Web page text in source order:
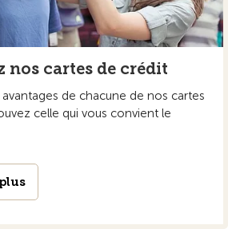
nos cartes de crédit
de chacune de nos cartes
celle qui vous convient le